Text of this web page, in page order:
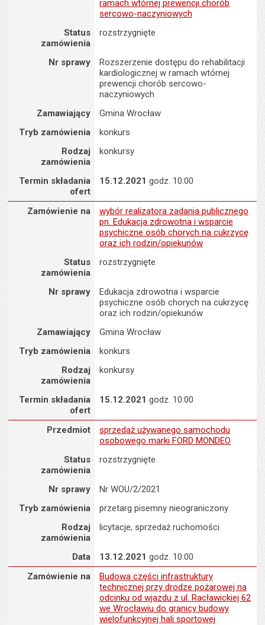
ramach wtórnej prewencji chorób
sercowo-naczyniowych
Status
zamówienia
rozstrzygnięte
Nr sprawy
Rozszerzenie dostępu do rehabilitacji
kardiologicznej w ramach wtórnej
prewencji chorób sercowo-
naczyniowych
Zamawiający
Gmina Wrocław
Tryb zamówienia
konkurs
Rodzaj
zamówienia
konkursy
Termin składania
ofert
15.12.2021 godz. 10:00
Zamówienie na : wybór realizatora zadania publicznego pn.
Zamówienie na
wybór realizatora zadania publicznego
pn. Edukacja zdrowotna i wsparcie
psychiczne osób chorych na cukrzycę
oraz ich rodzin/opiekunów
Status
zamówienia
rozstrzygnięte
Nr sprawy
Edukacja zdrowotna i wsparcie
psychiczne osób chorych na cukrzycę
oraz ich rodzin/opiekunów
Zamawiający
Gmina Wrocław
Tryb zamówienia
konkurs
Rodzaj
zamówienia
konkursy
Termin składania
ofert
15.12.2021 godz. 10:00
Zamówienie na : sprzedaż używanego samochodu osobowego
Przedmiot
sprzedaż używanego samochodu
osobowego marki FORD MONDEO
Status
zamówienia
rozstrzygnięte
Nr sprawy
Nr WOU/2/2021
Tryb zamówienia
przetarg pisemny nieograniczony
Rodzaj
zamówienia
licytacje, sprzedaż ruchomości
Data 13.12.2021 godz. 10:00
Zamówienie na : Budowa części infrastruktury technicznej przy
Zamówienie na
Budowa części infrastruktury
technicznej przy drodze pożarowej na
odcinku od wjazdu z ul. Racławickiej 62
we Wrocławiu do granicy budowy
wielofunkcyjnej hali sportowej